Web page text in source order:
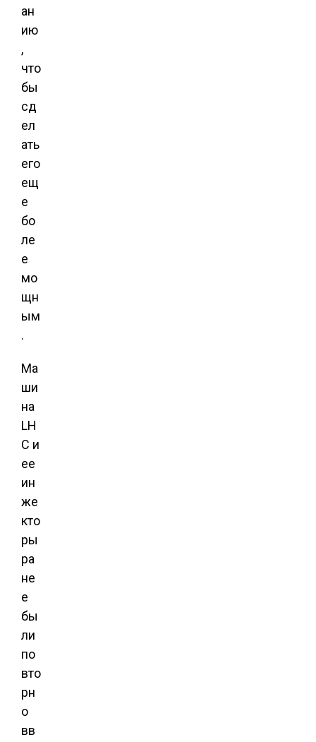
ан
ию
,
что
бы
сд
ел
ать
его
ещ
е
бо
ле
е
мо
щн
ым
.
Ма
ши
на
LH
C и
ее
ин
же
кто
ры
ра
не
е
бы
ли
по
вто
рн
о
вв